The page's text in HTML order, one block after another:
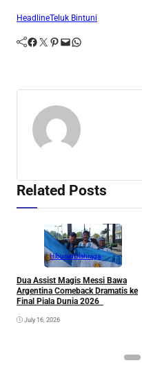
HeadlineTeluk Bintuni
Facebook Twitter Pinterest Mail WhatsApp
Related Posts
HiburanOlahraga
Dua Assist Magis Messi Bawa
Argentina Comeback Dramatis ke
July 16, 2026